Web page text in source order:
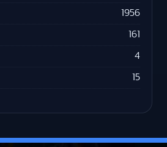
1956
161
4
15